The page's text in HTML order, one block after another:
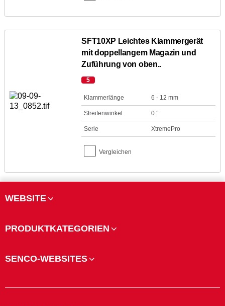
SFT10XP Leichtes Klammergerät
mit doppellangem Magazin und
Zuführung von oben..
5
Klammerlänge 6 - 12 mm
Streifenwinkel 0 °
Serie XtremePro
Vergleichen
WEBSITE
PRODUKTKATEGORIEN
SENCO-WEBSITES